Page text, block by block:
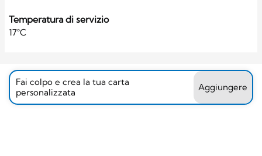
Temperatura di servizio
17°C
Fai colpo e crea la tua carta
personalizzata
Aggiungere